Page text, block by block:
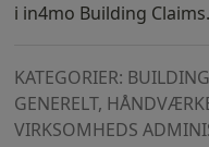
i in4mo Building Claims.
KATEGORIER:
GENERELT,
VIRKSOMHEDS